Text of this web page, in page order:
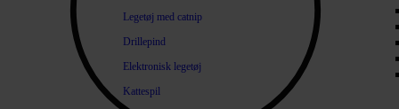
Legetøj med catnip
Drillepind
Elektronisk legetøj
Kattespil